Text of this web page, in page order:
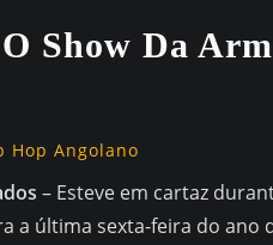
Show Da
Hop Angolano
– Esteve em cartaz
a última sexta-feira do ano